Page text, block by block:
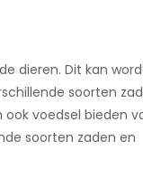
dieren. Dit kan
soorten
voedsel bieden
soorten zaden en